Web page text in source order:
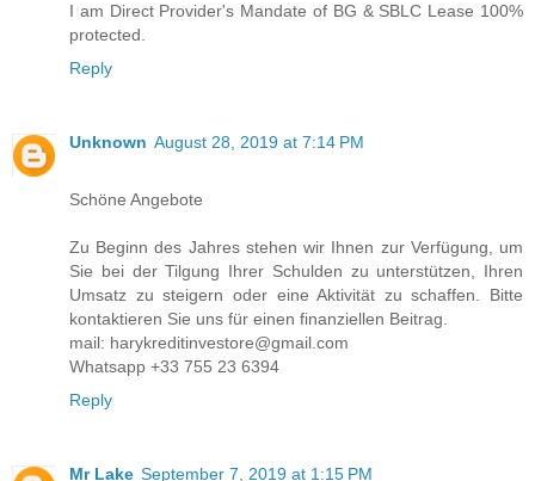
I am Direct Provider's Mandate of BG & SBLC Lease 100%
protected.
Reply
Unknown August 28, 2019 at 7:14 PM
Schöne Angebote
Zu Beginn des Jahres stehen wir Ihnen zur Verfügung, um
Sie bei der Tilgung Ihrer Schulden zu unterstützen, Ihren
Umsatz zu steigern oder eine Aktivität zu schaffen. Bitte
kontaktieren Sie uns für einen finanziellen Beitrag.
mail: harykreditinvestore@gmail.com
Whatsapp +33 755 23 6394
Reply
Mr Lake September 7, 2019 at 1:15 PM